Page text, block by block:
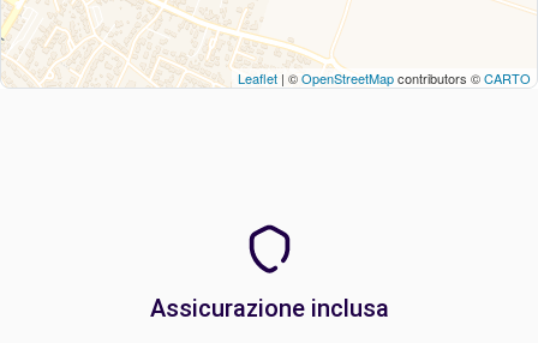
Leaflet | ©OpenStreetMapcontributors ©CARTO
Assicurazione inclusa